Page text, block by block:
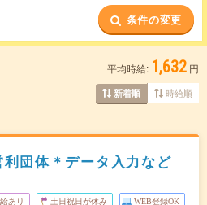
で絞り込んでいただけます。
条件の変更
平均時給: 1,632 円
新着順 時給順
団体＊データ入力など
あり 土日祝日が休み WEB登録OK